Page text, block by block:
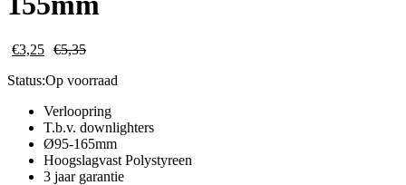
€3,25 €5,35
Status:Op voorraad
Verloopring
T.b.v. downlighters
Ø95-165mm
Hoogslagvast Polystyreen
3 jaar garantie